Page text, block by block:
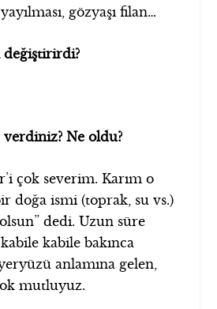
gözyaşı filan…
değiştirirdi?
verdiniz? Ne oldu?
çok severim. Karım o
doğa ismi (toprak, su vs.)
dedi. Uzun süre
kabile bakınca
anlamına gelen,
mutluyuz.